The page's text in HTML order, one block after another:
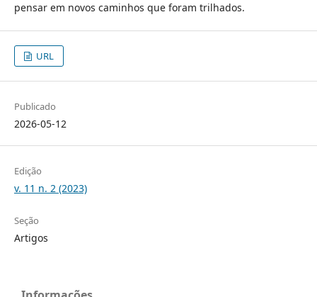
pensar em novos caminhos que foram trilhados.
URL
Publicado
2026-05-12
Edição
v. 11 n. 2 (2023)
Seção
Artigos